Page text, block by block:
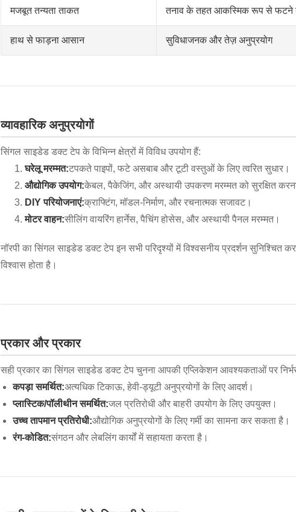
मजबूत तन्यता ताकत तनाव के तहत आकस्मिक रूप से फटने
हाथ से फाड़ना आसान सुविधाजनक और तेज़ अनुप्रयोग
व्यावहारिक अनुप्रयोगों
सिंगल साइडेड डक्ट टेप के विभिन्न क्षेत्रों में विविध उपयोग हैं:
घरेलू मरम्मत:टपकते पाइपों, फटे असबाब और टूटी वस्तुओं के लिए त्वरित सुधार।
औद्योगिक उपयोग:केबल, पैकेजिंग, और अस्थायी उपकरण मरम्मत को सुरक्षित
DIY परियोजनाएं:क्राफ्टिंग, मॉडल-निर्माण, और रचनात्मक सजावट।
मोटर वाहन:सीलिंग वायरिंग हार्नेस, पैचिंग होसेस, और अस्थायी पैनल मरम्मत।
नॉरपी का सिंगल साइडेड डक्ट टेप इन सभी परिदृश्यों में विश्वसनीय प्रदर्शन
विश्वास होता है।
प्रकार और प्रकार
सही प्रकार का सिंगल साइडेड डक्ट टेप चुनना आपकी एप्लिकेशन आवश्यकताओं पर
कपड़ा समर्थित:अत्यधिक टिकाऊ, हेवी-ड्यूटी अनुप्रयोगों के लिए आदर्श।
प्लास्टिक/पॉलीथीन समर्थित:जल प्रतिरोधी और बाहरी उपयोग के लिए उपयुक्त।
उच्च तापमान प्रतिरोधी:औद्योगिक अनुप्रयोगों के लिए गर्मी का सामना कर सकता है।
रंग-कोडित:संगठन और लेबलिंग कार्यों में सहायता करता है।